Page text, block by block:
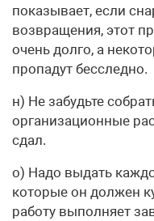
показывает, если
возвращения, этот
очень долго, а
пропадут бесследно.
н) Не забудьте
организационные
сдал.
о) Надо выдать
которые он должен
работу выполняет